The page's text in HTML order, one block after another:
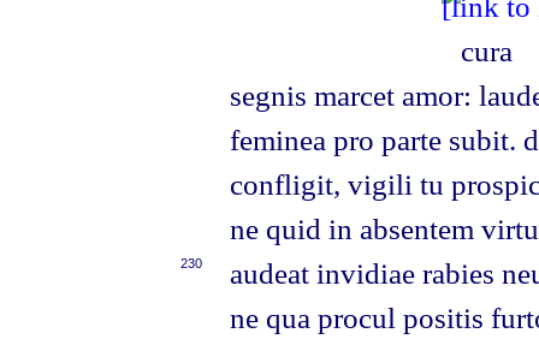
cura
segnis marcet amor:
feminea pro parte subit.
confligit, vigili tu
ne quid in absentem
230
audeat invidiae rabies
ne qua procul positis